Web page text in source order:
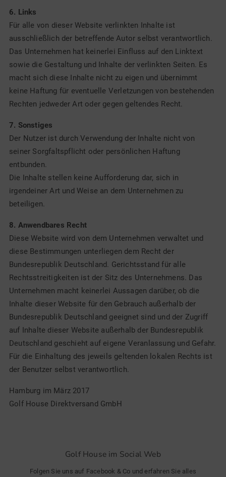
6. Links
Für alle von dieser Website verlinkten Inhalte ist
ausschließlich der betreffende Autor selbst verantwortlich.
Das Unternehmen hat keinerlei Einfluss auf den Linktext
sowie die Gestaltung und Inhalte der verlinkten Seiten. Es
macht sich diese Inhalte nicht zu eigen und übernimmt
keine Haftung für eventuelle Verletzungen von bestehenden
Rechten jedweder Art oder gegen geltendes Recht.
7. Sonstiges
Der Nutzer ist durch Verwendung der Inhalte nicht von
seiner Sorgfaltspflicht oder persönlichen Haftung
entbunden.
Die Inhalte stellen keine Aufforderung dar, sich in
irgendeiner Art und Weise an dem Unternehmen zu
beteiligen.
8. Anwendbares Recht
Diese Website wird von dem Unternehmen verwaltet und
diese Bestimmungen unterliegen dem Recht der
Bundesrepublik Deutschland. Gerichtsstand für alle
Rechtsstreitigkeiten ist der Sitz des Unternehmens. Das
Unternehmen macht keinerlei Aussagen darüber, ob die
Inhalte dieser Website für den Gebrauch außerhalb der
Bundesrepublik Deutschland geeignet sind und der Zugriff
auf Inhalte dieser Website außerhalb der Bundesrepublik
Deutschland geschieht auf eigene Veranlassung und Gefahr.
Für die Einhaltung des jeweils geltenden lokalen Rechts ist
der Benutzer selbst verantwortlich.
Hamburg im März 2017
Golf House Direktversand GmbH
Golf House im Social Web
Folgen Sie uns auf Facebook & Co und erfahren Sie alles